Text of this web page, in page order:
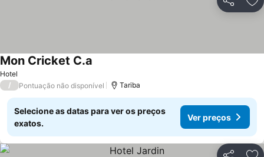
Partilhar
Hotel
Mon Cricket C.a
/ Pontuação não disponível Tariba
Selecione as datas para ver os preços
exatos.
Ver preços